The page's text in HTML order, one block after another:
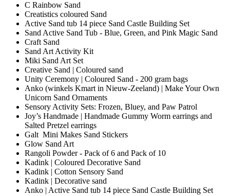
C Rainbow Sand
Creatistics coloured Sand
Active Sand tub 14 piece Sand Castle Building Set
Sand Active Sand Tub - Blue, Green, and Pink Magic Sand
Craft Sand
Sand Art Activity Kit
Miki Sand Art Set
Creative Sand | Coloured sand
Unity Ceremony | Coloured Sand - 200 gram bags
Anko (winkels Kmart in Nieuw-Zeeland) | Make Your Own
Unicorn Sand Ornaments
Sensory Activity Sets: Frozen, Bluey, and Paw Patrol
Joy’s Handmade | Handmade Gummy Worm earrings and
Salted Pretzel earrings
Galt Mini Makes Sand Stickers
Glow Sand Art
Rangoli Powder - Pack of 6 and Pack of 10
Kadink | Coloured Decorative Sand
Kadink | Cotton Sensory Sand
Kadink | Decorative sand
Anko | Active Sand tub 14 piece Sand Castle Building Set